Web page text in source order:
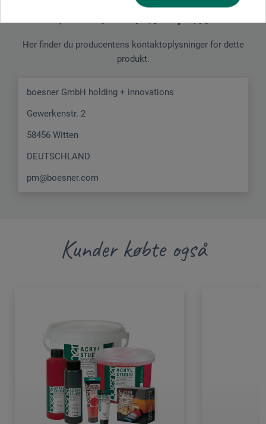
Producent-kontakt
Her finder du producentens kontaktoplysninger for dette
produkt.
boesner GmbH holding + innovations
Gewerkenstr. 2
58456 Witten
DEUTSCHLAND
pm@boesner.com
Kunder købte også